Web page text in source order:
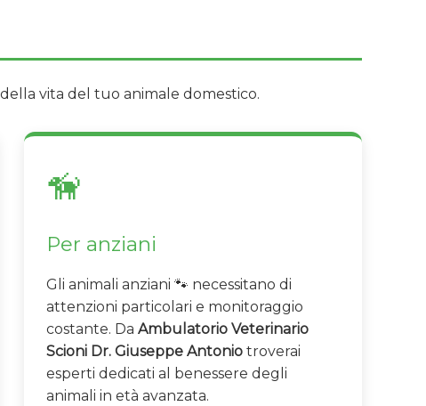
vita del tuo animale domestico.
🦮
Per anziani
Gli animali anziani 🐾 necessitano di
attenzioni particolari e monitoraggio
costante. Da Ambulatorio Veterinario
Scioni Dr. Giuseppe Antonio troverai
esperti dedicati al benessere degli
animali in età avanzata.